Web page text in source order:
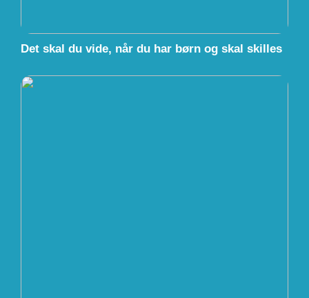
Det skal du vide, når du har børn og skal skilles